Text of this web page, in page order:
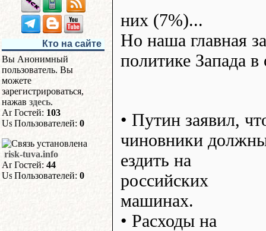
Кто на сайте
Вы Анонимный
пользователь. Вы
можете
зарегистрироваться,
нажав здесь.
Гостей: 103
Пользователей: 0
risk-tuva.info
Гостей: 44
Пользователей: 0
них (7%)...
Но наша главная
политике Запада
• Путин заявил,
чиновники
ездить на
российских
машинах.
• Расходы на